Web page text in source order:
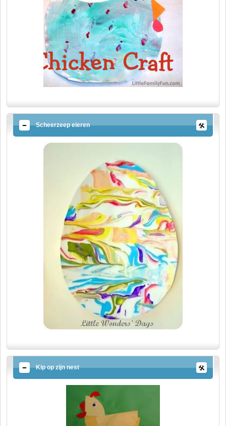
Scheerzeep eieren
Kip op zijn nest